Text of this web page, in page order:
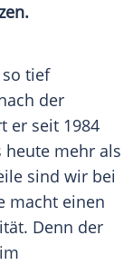
so tief
der
er seit 1984
mehr als
sind wir bei
macht einen
Denn der